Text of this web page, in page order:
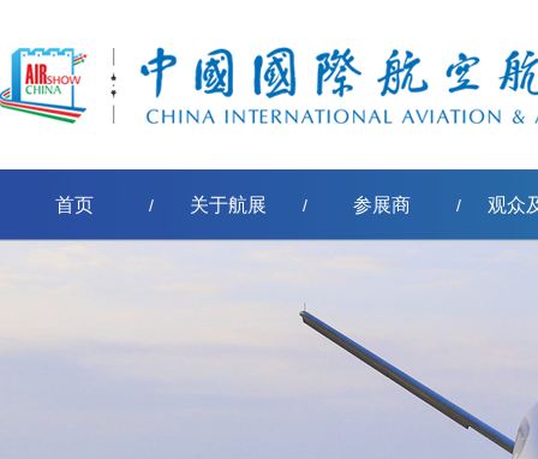
首页 / 关于航展 / 参展商 / 观众
[err:数据源标签'pe-取得节点名称'模板转换